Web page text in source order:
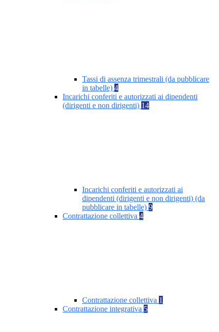
Tassi di assenza trimestrali (da pubblicare
in tabelle) 4
Incarichi conferiti e autorizzati ai dipendenti
(dirigenti e non dirigenti) 14
Incarichi conferiti e autorizzati ai
dipendenti (dirigenti e non dirigenti) (da
pubblicare in tabelle) 9
Contrattazione collettiva 4
Contrattazione collettiva 1
Contrattazione integrativa 5